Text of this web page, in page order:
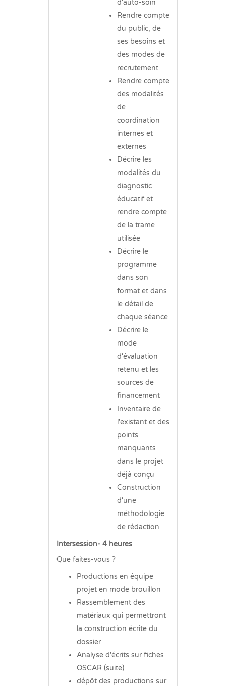
d'auto-soin
Rendre compte
du public, de
ses besoins et
des modes de
recrutement
Rendre compte
des modalités
de
coordination
internes et
externes
Décrire les
modalités du
diagnostic
éducatif et
rendre compte
de la trame
utilisée
Décrire le
programme
dans son
format et dans
le détail de
chaque séance
Décrire le
mode
d'évaluation
retenu et les
sources de
financement
Inventaire de
l'existant et des
points
manquants
dans le projet
déjà conçu
Construction
d'une
méthodologie
de rédaction
Intersession- 4 heures
Que faites-vous ?
Productions en équipe
projet en mode brouillon
Rassemblement des
matériaux qui permettront
la construction écrite du
dossier
Analyse d'écrits sur fiches
OSCAR (suite)
dépôt des productions sur